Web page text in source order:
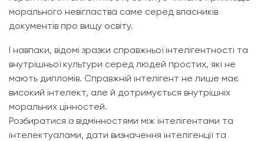
морального невігластва саме серед власників
документів про вищу освіту.
І навпаки, відомі зразки справжньої інтелігентності та
внутрішньої культури серед людей простих, які не
мають дипломів. Справжній інтелігент не лише має
високий інтелект, але й дотримується внутрішніх
моральних цінностей.
Розбиратися із відмінностями між інтелігентами та
інтелектуалами, дати визначення інтелігенції та